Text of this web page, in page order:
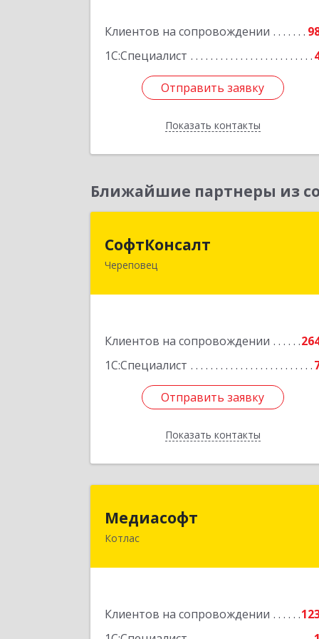
Клиентов на сопровождении
1С:Специалист
Отправить заявку
Показать контакты
Отправить заявку
Назад
Ближайшие партнеры из
СофтКонсалт
Череповец
Клиентов на сопровождении
1С:Специалист
Отправить заявку
Показать контакты
162614, Вологодская обл, Череповец
Отправить заявку
Назад
Медиасофт
Котлас
Клиентов на сопровождении
165300, Архангельская обл, Котлас г,